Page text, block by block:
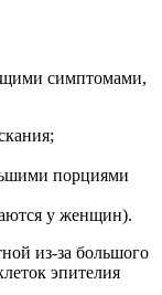
симптомами,
порциями
у женщин).
из-за большого
эпителия